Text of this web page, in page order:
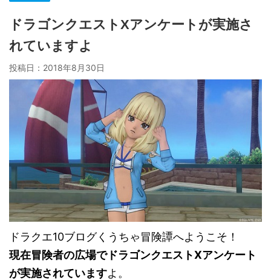
ドラゴンクエストXアンケートが実施さ
れていますよ
投稿日： 2018年8月30日
ドラクエ10ブログくうちゃ冒険譚へようこそ！
現在冒険者の広場でドラゴンクエストXアンケート
が実施されていますよ。